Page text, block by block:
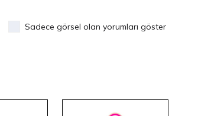
Sadece görsel olan yorumları göster